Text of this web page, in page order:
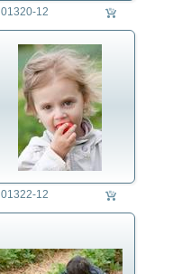
Tierhaltung
Verkauf ab Hof
Weinbau
Lifestyle
Mensch
Militär
Natur
Philosophie
Politik
Soziales
Sport
01320-12
01322-12